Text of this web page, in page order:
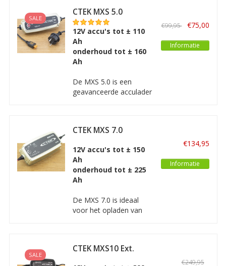
dagelijks gebruik. De
MXS 3.8 is een
geavanceerde,
processorgestuurde
acculader met
gepatenteerd
onderhoud voor accu’s
van 1,2Ah tot en met
SALE
CTEK MXS 5.0
12V accu's tot ± 110
Ah
onderhoud tot ± 160
Ah
De MXS 5.0 is een
geavanceerde acculader
uitstekende prestaties
1,2Ah tot en met 110Ah.
€99,95 €75,00
Informatie
CTEK MXS 7.0
12V accu's tot ± 150
Ah
onderhoud tot ± 225
Ah
De MXS 7.0 is ideaal
voor het opladen van
auto’s. Het is de
€134,95
Informatie
SALE
CTEK MXS10 Ext.
€249,95